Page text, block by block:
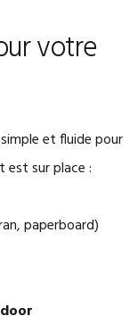
votre
et fluide pour
est sur place :
paperboard)